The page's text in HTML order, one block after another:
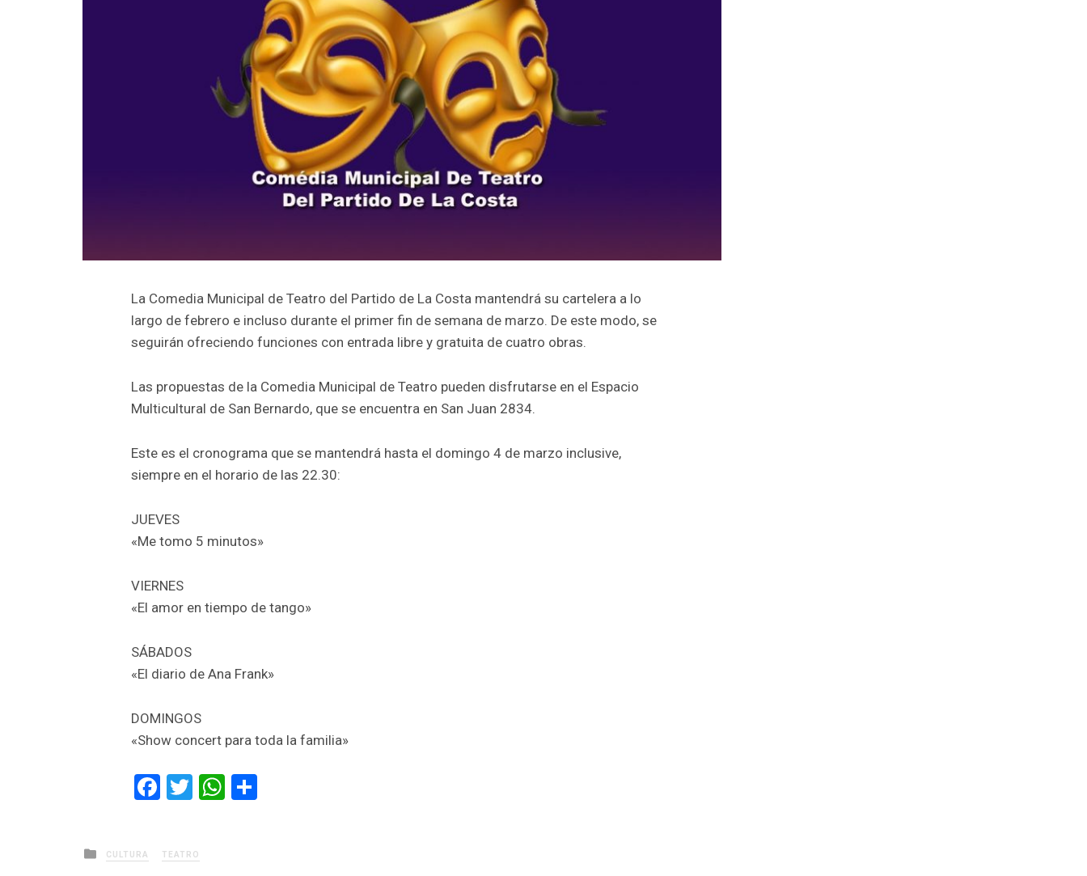
La Comedia Municipal de Teatro del Partido de La Costa mantendrá su cartelera a lo
largo de febrero e incluso durante el primer fin de semana de marzo. De este modo, se
seguirán ofreciendo funciones con entrada libre y gratuita de cuatro obras.
Las propuestas de la Comedia Municipal de Teatro pueden disfrutarse en el Espacio
Multicultural de San Bernardo, que se encuentra en San Juan 2834.
Este es el cronograma que se mantendrá hasta el domingo 4 de marzo inclusive,
siempre en el horario de las 22.30:
JUEVES
«Me tomo 5 minutos»
VIERNES
«El amor en tiempo de tango»
SÁBADOS
«El diario de Ana Frank»
DOMINGOS
«Show concert para toda la familia»
Facebook
TwitterWhatsApp
Posted
in
CULTURA TEATRO